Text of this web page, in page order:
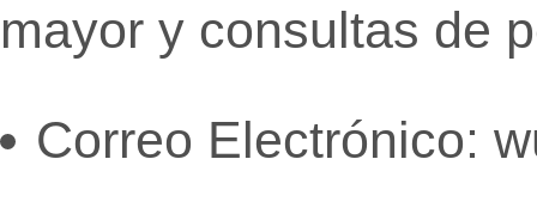
mayor y consultas de
Correo Electrónico: